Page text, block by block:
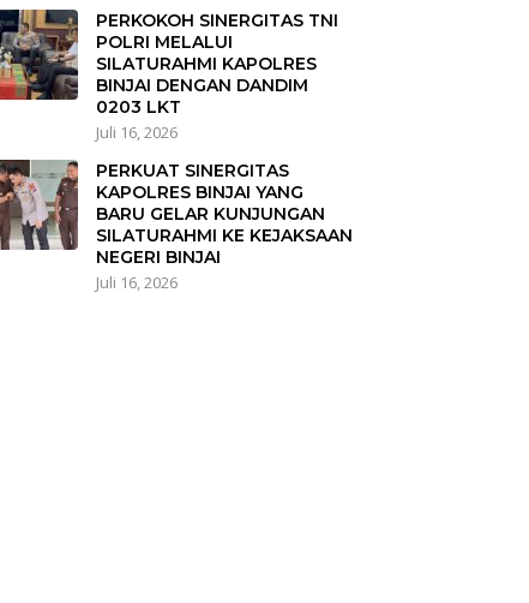
PERKOKOH SINERGITAS TNI
POLRI MELALUI
SILATURAHMI KAPOLRES
BINJAI DENGAN DANDIM
0203 LKT
Juli 16, 2026
PERKUAT SINERGITAS
KAPOLRES BINJAI YANG
BARU GELAR KUNJUNGAN
SILATURAHMI KE KEJAKSAAN
NEGERI BINJAI
Juli 16, 2026